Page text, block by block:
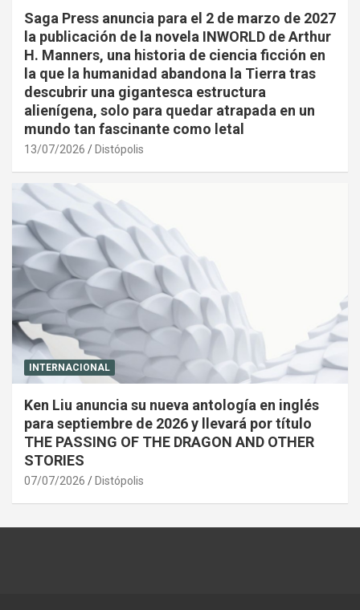
Saga Press anuncia para el 2 de marzo de 2027
la publicación de la novela INWORLD de Arthur
H. Manners, una historia de ciencia ficción en
la que la humanidad abandona la Tierra tras
descubrir una gigantesca estructura
alienígena, solo para quedar atrapada en un
mundo tan fascinante como letal
13/07/2026 Distópolis
INTERNACIONAL
Ken Liu anuncia su nueva antología en inglés
para septiembre de 2026 y llevará por título
THE PASSING OF THE DRAGON AND OTHER
STORIES
07/07/2026 Distópolis